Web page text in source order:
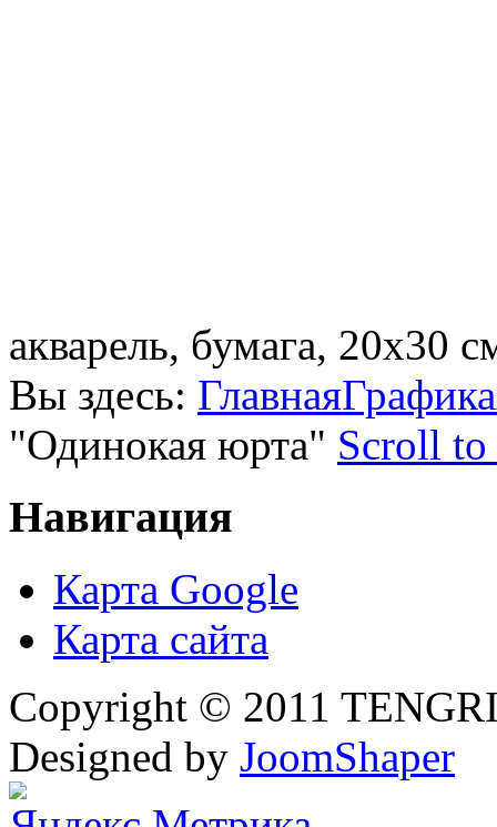
акварель, бумага, 20х30
Вы здесь: ГлавнаяГрафика
"Одинокая юрта" Scroll to
Навигация
Карта Google
Карта сайта
Copyright © 2011
Designed by JoomShaper